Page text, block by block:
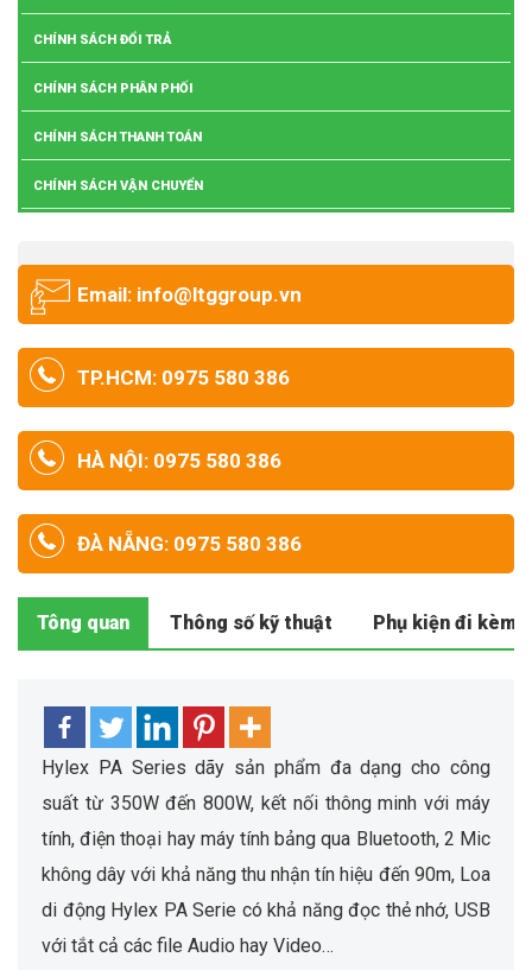
CHÍNH SÁCH ĐỔI TRẢ
CHÍNH SÁCH PHÂN PHỐI
CHÍNH SÁCH THANH TOÁN
CHÍNH SÁCH VẬN CHUYỂN
Email: info@ltggroup.vn
TP.HCM: 0975 580 386
HÀ NỘI: 0975 580 386
ĐÀ NẴNG: 0975 580 386
Tông quan Thông số kỹ thuật Phụ kiện đi kèm
Hylex PA Series dãy sản phẩm đa dạng cho công
suất từ 350W đến 800W, kết nối thông minh với máy
tính, điện thoại hay máy tính bảng qua Bluetooth, 2 Mic
không dây với khả năng thu nhận tín hiệu đến 90m, Loa
di động Hylex PA Serie có khả năng đọc thẻ nhớ, USB
với tắt cả các file Audio hay Video…